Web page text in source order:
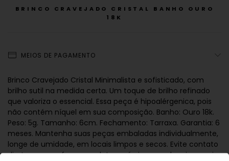
BRINCO CRAVEJADO CRISTAL BANHO OURO
18K
MEIOS DE PAGAMENTO
Brinco Cravejado Cristal Minimalista e sofisticado, com
brilho sutil na medida certa. Um toque de brilho refinado
que valoriza o essencial. Essa peça é hipoalérgenica, pois
não contém níquel em sua composição. Banho: Ouro 18k.
Peso: 5g. Tamanho: 6cm. Fechamento: Tarraxa. Garantia: 6
meses. Mantenha suas peças embaladas individualmente,
longe de umidade, em locais limpos e secos. Evite contato
direto com perfume, produtos químicos ou abrasivos, pois